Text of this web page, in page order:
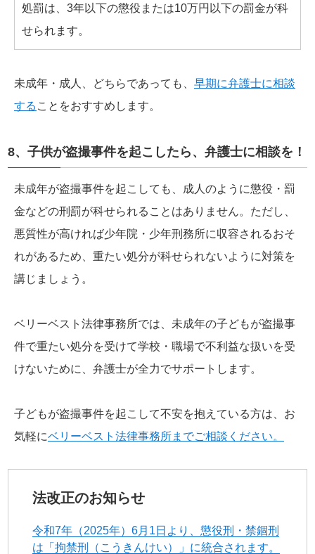
処罰は、3年以下の懲役または10万円以下の罰金が科
せられます。
未成年・成人、どちらであっても、 早期に弁護士に相談
する ことをおすすめします。
8、子供が盗撮事件を起こしたら、弁護士に相談を！
未成年が盗撮事件を起こしても、成人のように懲役・罰
金などの刑罰が科せられることはありません。ただし、
悪質性が高ければ少年院・少年刑務所に収容されるおそ
れがあるため、重たい処分が科せられないように対策を
講じましょう。
ベリーベスト法律事務所では、未成年の子どもが盗撮事
件で重たい処分を受けて学校・職場で不利益な扱いを受
けないために、弁護士が全力でサポートします。
子どもが盗撮事件を起こして不安を抱えている方は、お
気軽にベリーベスト法律事務所までご相談ください。
法改正のお知らせ
令和7年（2025年）6月1日より、懲役刑・禁錮刑
は「拘禁刑（こうきんけい）」に統合されます。